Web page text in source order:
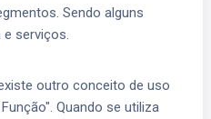
Sendo alguns
e serviços.
outro conceito de uso
Quando se utiliza